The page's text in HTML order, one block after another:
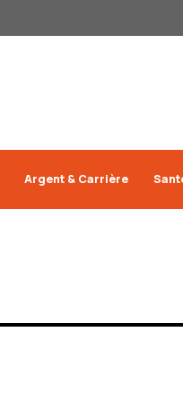
Argent & Carrière